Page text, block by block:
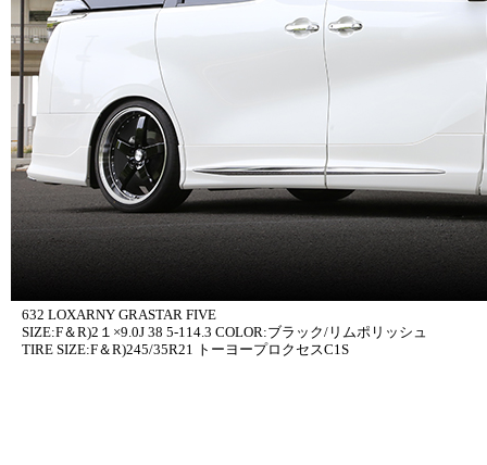
632 LOXARNY GRASTAR FIVE
SIZE:F＆R)2１×9.0J 38 5-114.3 COLOR:ブラック/リムポリッシュ
TIRE SIZE:F＆R)245/35R21 トーヨープロクセスC1S